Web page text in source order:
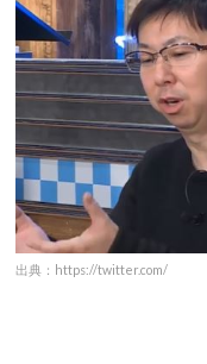
出典：https://twitter.com/